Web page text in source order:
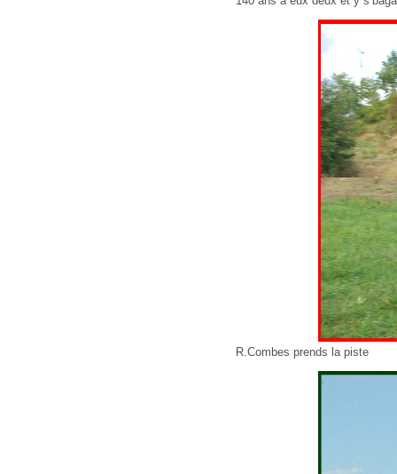
R.Combes prends la piste